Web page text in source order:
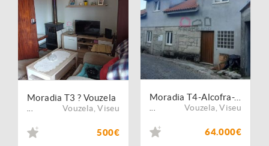
Moradia T3 ? Vouzela
Vouzela ,Viseu
500€
Moradia T4-Alcofra-VOUZELA
Vouzela ,Viseu
64.000€